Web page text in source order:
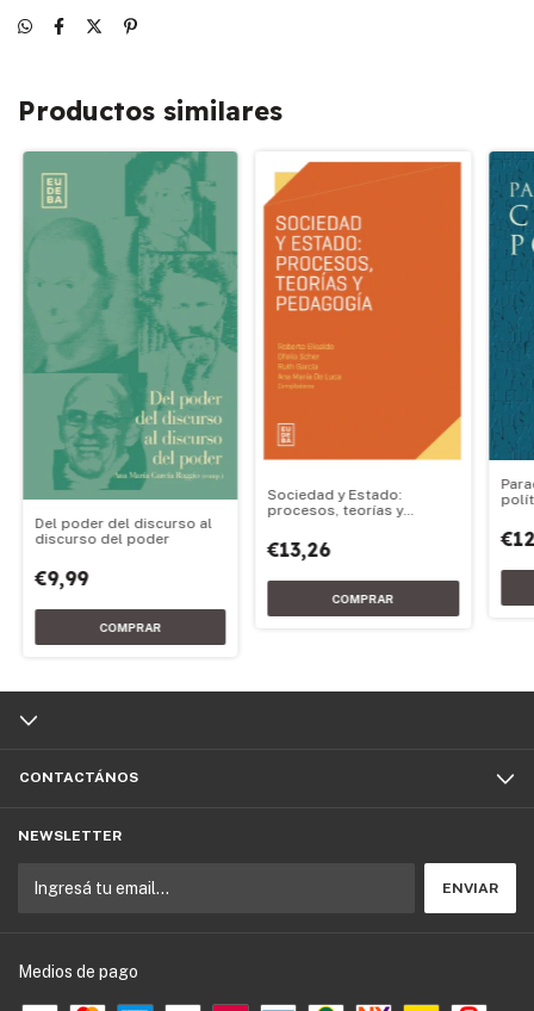
Productos similares
Del poder del discurso al
discurso del poder
€9,99
Sociedad y Estado:
procesos, teorías y
€13,26
CONTACTÁNOS
NEWSLETTER
Medios de pago